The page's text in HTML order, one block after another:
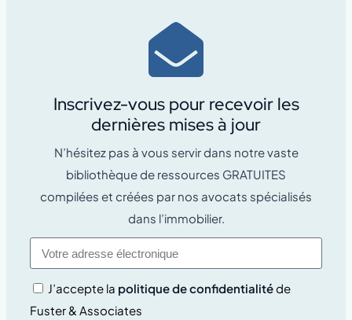
Inscrivez-vous pour recevoir les
dernières mises à jour
N’hésitez pas à vous servir dans notre vaste
bibliothèque de ressources GRATUITES
compilées et créées par nos avocats spécialisés
dans l’immobilier.
J’accepte la politique de confidentialitéde
Fuster & Associates